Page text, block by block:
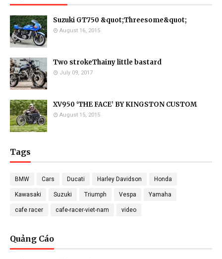
Suzuki GT750 &quot;Threesome&quot;
August 16, 2015
Two strokeThainy little bastard
July 09, 2017
XV950 ‘THE FACE’ BY KINGSTON CUSTOM
August 15, 2015
Tags
BMW Cars Ducati Harley Davidson Honda
Kawasaki Suzuki Triumph Vespa Yamaha
cafe racer cafe-racer-viet-nam video
Quảng Cáo